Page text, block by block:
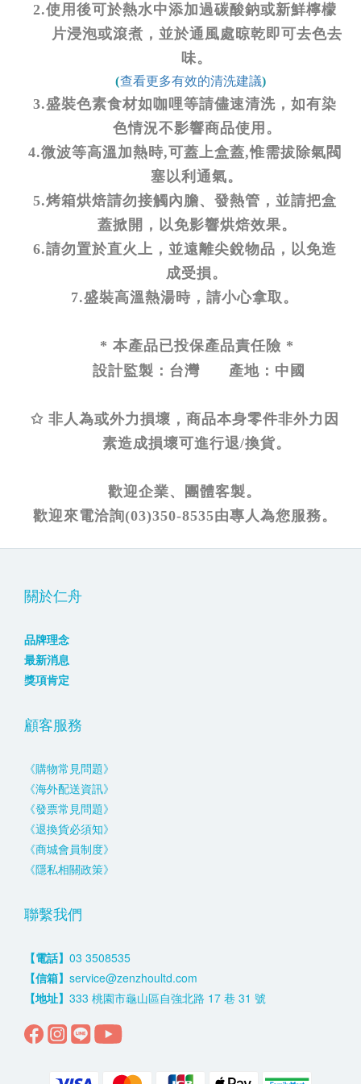
2.使用後可於熱水中添加過碳酸鈉或新鮮檸檬
片浸泡或滾煮，並於通風處晾乾即可去色去
味。
(查看更多有效的清洗建議)
3.盛裝色素食材如咖哩等請儘速清洗，如有染
色情況不影響商品使用。
4.微波等高溫加熱時,可蓋上盒蓋,惟需拔除氣閥
塞以利通氣。
5.烤箱烘焙請勿接觸內膽、發熱管，並請把盒
蓋掀開，以免影響烘焙效果。
6.請勿置於直火上，並遠離尖銳物品，以免造
成受損。
7.盛裝高溫熱湯時，請小心拿取。
* 本產品已投保產品責任險 *
設計監製：台灣 產地：中國
✩ 非人為或外力損壞，商品本身零件非外力因
素造成損壞可進行退/換貨。
歡迎企業、團體客製。
歡迎來電洽詢(03)350-8535由專人為您服務。
關於仁舟
品牌理念
最新消息
獎項肯定
顧客服務
《購物常見問題》
《海外配送資訊》
《發票常見問題》
《退換貨必須知》
《商城會員制度》
《隱私相關政策》
聯繫我們
【電話】 03 3508535
【信箱】 service@zenzhoultd.com
【地址】 333 桃園市龜山區自強北路 17 巷 31 號